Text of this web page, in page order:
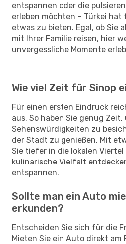
entspannen oder die
erleben möchten – Türkei hat
etwas zu bieten. Egal, ob Sie
mit Ihrer Familie reisen, hier
unvergessliche Momente
Wie viel Zeit für Sinop
Für einen ersten Eindruck
aus. So haben Sie genug
Sehenswürdigkeiten zu
der Stadt zu genießen. Mit
Sie tiefer in die lokalen
kulinarische Vielfalt
entspannen.
Sollte man ein Auto
erkunden?
Entscheiden Sie sich für die
Mieten Sie ein Auto direkt am